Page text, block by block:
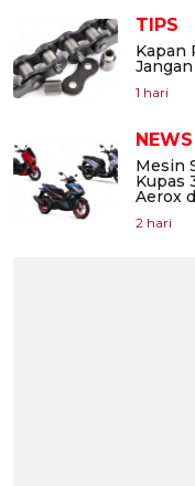
TIPS
Kapan
1 hari
NEWS
Mesin
Kupas
Aerox
2 hari